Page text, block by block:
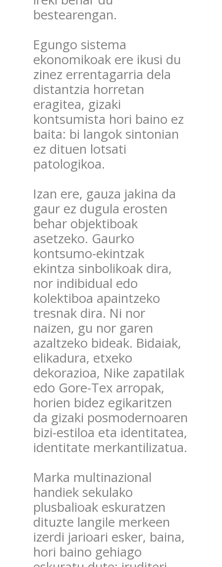
bestearengan.
Egungo sistema
ekonomikoak ere ikusi du
zinez errentagarria dela
distantzia horretan
eragitea, gizaki
kontsumista hori baino ez
baita: bi langok sintonian
ez dituen lotsati
patologikoa.
Izan ere, gauza jakina da
gaur ez dugula erosten
behar objektiboak
asetzeko. Gaurko
kontsumo-ekintzak
ekintza sinbolikoak dira,
nor indibidual edo
kolektiboa apaintzeko
tresnak dira. Ni nor
naizen, gu nor garen
azaltzeko bideak. Bidaiak,
elikadura, etxeko
dekorazioa, Nike zapatilak
edo Gore-Tex arropak,
horien bidez egikaritzen
da gizaki posmodernoaren
bizi-estiloa eta identitatea,
identitate merkantilizatua.
Marka multinazional
handiek sekulako
plusbalioak eskuratzen
dituzte langile merkeen
izerdi jarioari esker, baina,
hori baino gehiago